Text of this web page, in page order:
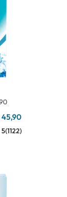
(1122)